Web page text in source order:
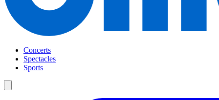
Concerts
Spectacles
Sports